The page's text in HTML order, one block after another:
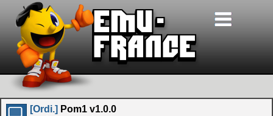
[Ordi.] Pom1 v1.0.0